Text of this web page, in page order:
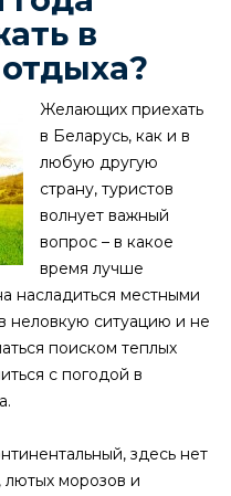
в
Желающих приехать
в Беларусь, как и в
любую другую
страну, туристов
волнует важный
вопрос – в какое
время лучше
насладиться местными
неловкую ситуацию и не
поиском теплых
с погодой в
здесь нет
лютых морозов и